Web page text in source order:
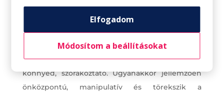
szülők nála már mindent sokkal lazábban
kezelnek. A rutinosabb, lazább szülői hozzáállás
miatt a legkisebb gyermek maga is lazább lesz.
Nem idegeskedik, nem stresszel. Mosolygós,
könnyed, szórakoztató. Ugyanakkor jellemzően
önközpontú, manipulatív és törekszik a
Elfogadom
Módosítom a beállításokat